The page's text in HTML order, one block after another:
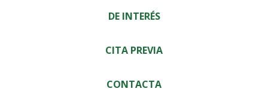
DE INTERÉS
CITA PREVIA
CONTACTA